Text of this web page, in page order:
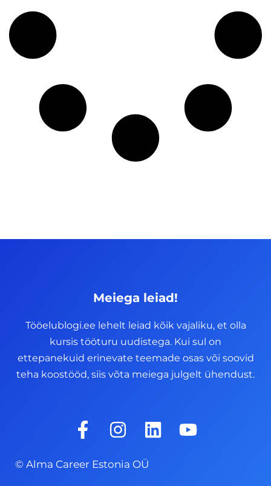
Meiega leiad!
Tööelublogi.ee lehelt leiad kõik vajaliku, et olla
kursis tööturu uudistega. Kui sul on
ettepanekuid erinevate teemade osas või soovid
teha koostööd, siis võta meiega julgelt ühendust.
F
a
e
I
n
s
t
L
i
Y
o
© Alma Career Estonia OÜ